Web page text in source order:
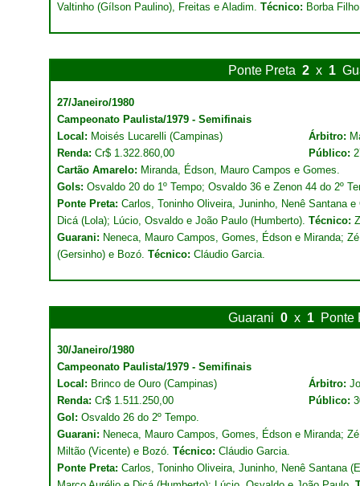
Valtinho (Gílson Paulino), Freitas e Aladim. Técnico: Borba
Ponte Preta 2 x 1
27/Janeiro/1980
Campeonato Paulista/1979 - Semifinais
Local: Moisés Lucarelli (Campinas) Árbitro:
Renda: Cr$ 1.322.860,00 Público:
Cartão Amarelo: Miranda, Édson, Mauro Campos e Gomes.
Gols: Osvaldo 20 do 1º Tempo; Osvaldo 36 e Zenon 44 do 2º
Ponte Preta: Carlos, Toninho Oliveira, Juninho, Nenê Santana
Dicá (Lola); Lúcio, Osvaldo e João Paulo (Humberto). Técnico:
Guarani: Neneca, Mauro Campos, Gomes, Édson e Miranda;
(Gersinho) e Bozó. Técnico: Cláudio Garcia.
Guarani 0 x 1 Ponte
30/Janeiro/1980
Campeonato Paulista/1979 - Semifinais
Local: Brinco de Ouro (Campinas) Árbitro:
Renda: Cr$ 1.511.250,00 Público:
Gol: Osvaldo 26 do 2º Tempo.
Guarani: Neneca, Mauro Campos, Gomes, Édson e Miranda;
Miltão (Vicente) e Bozó. Técnico: Cláudio Garcia.
Ponte Preta: Carlos, Toninho Oliveira, Juninho, Nenê Santana